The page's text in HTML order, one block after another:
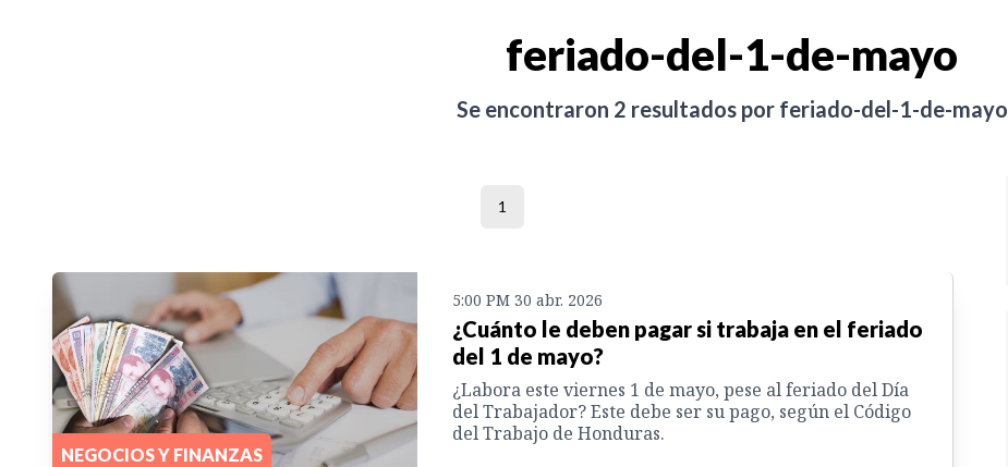
feriado-del-1-de-mayo
Se encontraron 2 resultados por feriado-del-1-de-mayo
1
NEGOCIOS Y FINANZAS
5:00 PM 30 abr. 2026
¿Cuánto le deben pagar si trabaja en el feriado
del 1 de mayo?
¿Labora este viernes 1 de mayo, pese al feriado del Día
del Trabajador? Este debe ser su pago, según el Código
del Trabajo de Honduras.